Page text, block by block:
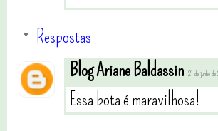
Respostas
Blog Ariane Baldassin 21 de junho
Essa bota é maravilhosa!